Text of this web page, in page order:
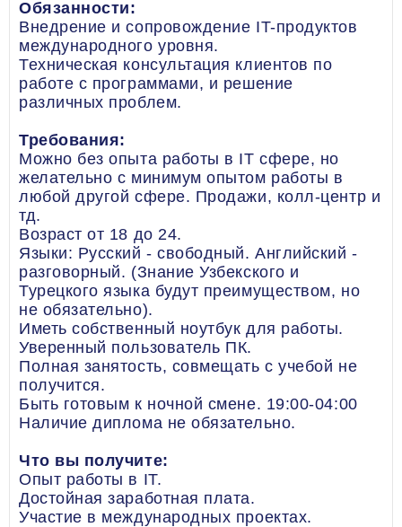
Обязанности:
Внедрение и сопровождение IT-продуктов
международного уровня.
Техническая консультация клиентов по
работе с программами, и решение
различных проблем.
Требования:
Можно без опыта работы в IT сфере, но
желательно с минимум опытом работы в
любой другой сфере. Продажи, колл-центр и
тд.
Возраст от 18 до 24.
Языки: Русский - свободный. Английский -
разговорный. (Знание Узбекского и
Турецкого языка будут преимуществом, но
не обязательно).
Иметь собственный ноутбук для работы.
Уверенный пользователь ПК.
Полная занятость, совмещать с учебой не
получится.
Быть готовым к ночной смене. 19:00-04:00
Наличие диплома не обязательно.
Что вы получите:
Опыт работы в IT.
Достойная заработная плата.
Участие в международных проектах.